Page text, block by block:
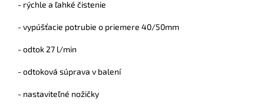
- rýchle a ľahké čistenie
- vypúšťacie potrubie o priemere 40/50mm
- odtok 27 l/min
- odtoková súprava v balení
- nastaviteľné nožičky